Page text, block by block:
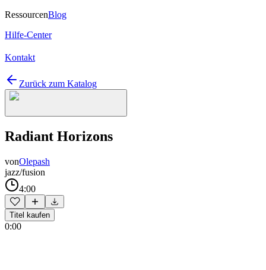
RessourcenBlog
Hilfe-Center
Kontakt
Zurück zum Katalog
Radiant Horizons
vonOlepash
jazz/fusion
4:00
Titel kaufen
0:00